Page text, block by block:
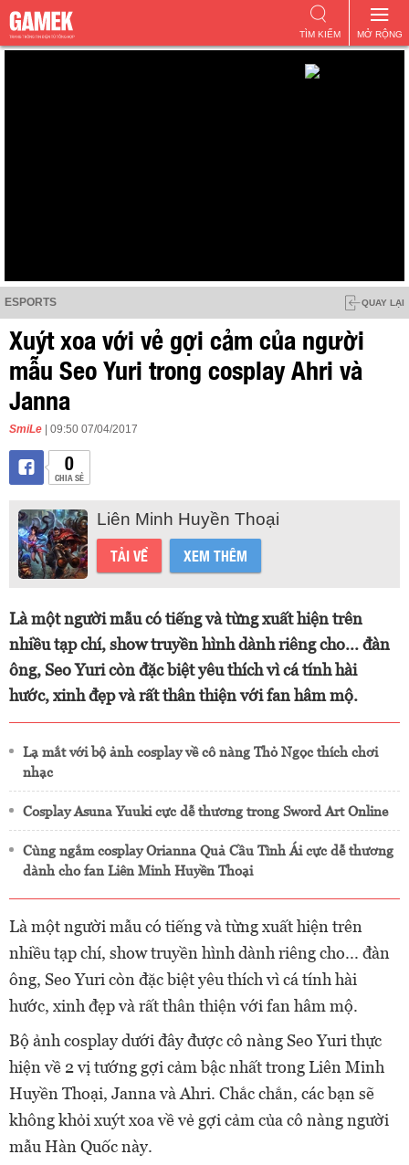
MỞ RỘNG
TÌM KIẾM
ESPORTS QUAY LẠI
Xuýt xoa với vẻ gợi cảm của người
mẫu Seo Yuri trong cosplay Ahri và
Janna
SmiLe | 09:50 07/04/2017
0
CHIA SẺ
Liên Minh Huyền Thoại
TẢI VỀ XEM THÊM
Là một người mẫu có tiếng và từng xuất hiện trên
nhiều tạp chí, show truyền hình dành riêng cho... đàn
ông, Seo Yuri còn đặc biệt yêu thích vì cá tính hài
hước, xinh đẹp và rất thân thiện với fan hâm mộ.
Lạ mắt với bộ ảnh cosplay về cô nàng Thỏ Ngọc thích chơi
nhạc
Cosplay Asuna Yuuki cực dễ thương trong Sword Art Online
Cùng ngắm cosplay Orianna Quả Cầu Tình Ái cực dễ thương
dành cho fan Liên Minh Huyền Thoại
Là một người mẫu có tiếng và từng xuất hiện trên
nhiều tạp chí, show truyền hình dành riêng cho... đàn
ông, Seo Yuri còn đặc biệt yêu thích vì cá tính hài
hước, xinh đẹp và rất thân thiện với fan hâm mộ.
Bộ ảnh cosplay dưới đây được cô nàng Seo Yuri thực
hiện về 2 vị tướng gợi cảm bậc nhất trong Liên Minh
Huyền Thoại, Janna và Ahri. Chắc chắn, các bạn sẽ
không khỏi xuýt xoa về vẻ gợi cảm của cô nàng người
mẫu Hàn Quốc này.